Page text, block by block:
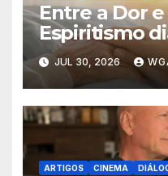
Entre a Dor
Espiritismo
Assistida
JUL 30, 2026
ARTIGOS CINEMA